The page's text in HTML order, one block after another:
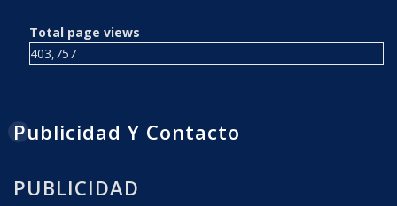
Total page views
403,757
Publicidad Y Contacto
PUBLICIDAD